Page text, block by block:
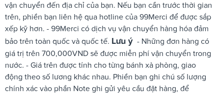
vận chuyển đến địa chỉ của bạn. Nếu bạn cần trước thời gian
trên, phiền bạn liên hệ qua hotline của 99Merci để được sắp
xếp kỹ hơn. - 99Merci có dịch vụ vận chuyển hàng hóa đảm
bảo trên toàn quốc và quốc tế. Lưu ý - Những đơn hàng có
giá trị trên 700,000VND sẽ được miễn phí vận chuyển trong
nước. - Giá trên được tính cho từng bánh xà phòng, giao
động theo số lương khác nhau. Phiền bạn ghi chú số lượng
chính xác vào phần Note ghi gửi yêu cầu đặt hàng, để